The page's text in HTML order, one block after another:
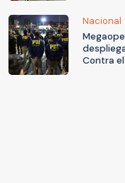
Nacional
Contra